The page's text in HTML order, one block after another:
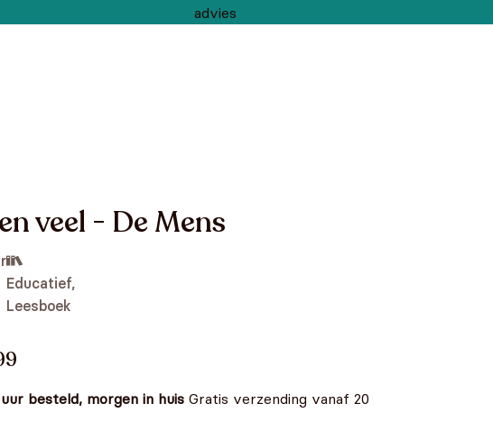
advies
veel - De Mens
Educatief,
Leesboek
besteld, morgen in huis Gratis verzending vanaf 20